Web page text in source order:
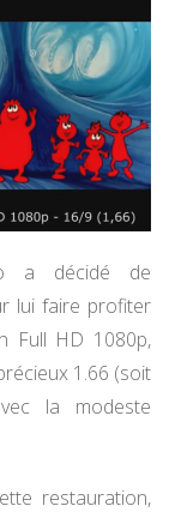
a décidé de
lui faire profiter
Full HD 1080p,
1.66 (soit
la modeste
restauration,